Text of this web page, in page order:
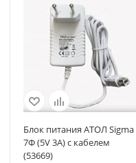
Блок питания АТОЛ Sigma
7Ф (5V 3A) с кабелем
(53669)